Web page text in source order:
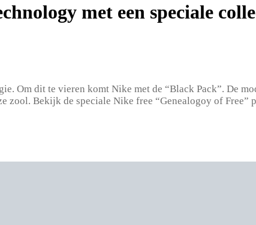
met een speciale
Om dit te vieren komt Nike met de “Black Pack”. De
zool. Bekijk de speciale Nike free “Genealogoy of Free”